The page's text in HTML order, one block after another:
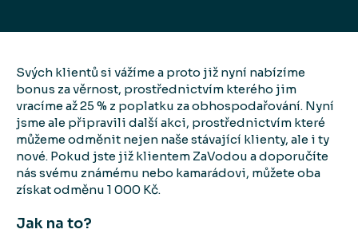
Svých klientů si vážíme a proto již nyní nabízíme
bonus za věrnost, prostřednictvím kterého jim
vracíme až 25 % z poplatku za obhospodařování. Nyní
jsme ale připravili další akci, prostřednictvím které
můžeme odměnit nejen naše stávající klienty, ale i ty
nové. Pokud jste již klientem ZaVodou a doporučíte
nás svému známému nebo kamarádovi, můžete oba
získat odměnu 1 000 Kč.
Jak na to?